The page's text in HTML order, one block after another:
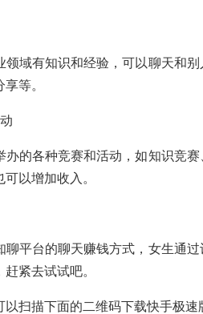
领域有知识和经验，可以聊天和
等。
办的各种竞赛和活动，如知识竞
以增加收入。
聊平台的聊天赚钱方式，女生通
紧去试试吧。
以扫描下面的二维码下载快手极速